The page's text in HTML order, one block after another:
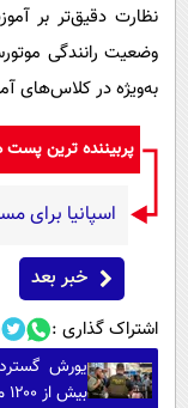
نظارت دقیق‌تر بر
وضعیت رانندگی
به‌ویژه در کلاس‌های
پربیننده ترین
اسپانیا برای
خبر بعد
اشتراک گذاری :
یورش
بیش از ۱۲۰۰ مهاجر